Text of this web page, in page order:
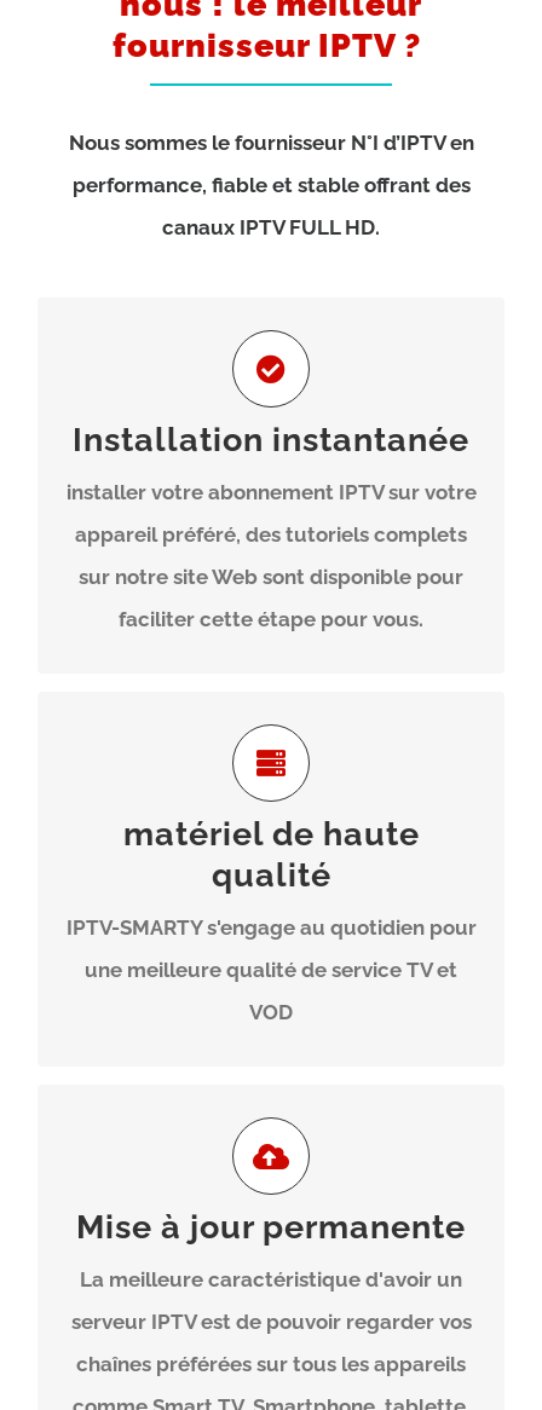
fournisseur IPTV ?
Nous sommes le fournisseur N°I d’IPTV en
performance, fiable et stable offrant des
canaux IPTV FULL HD.
Installation instantanée
installer votre abonnement IPTV sur votre
appareil préféré, des tutoriels complets
sur notre site Web sont disponible pour
faciliter cette étape pour vous.
Installation Immédiate
Nous avons un suivi en temps réel avec
des solutions dédier pour vous sur place
pour assurer la stabilité .
matériel de haute
qualité
IPTV-SMARTY s'engage au quotidien pour
une meilleure qualité de service TV et
VOD
Visionnez vos chaînes préférées
sans coupure
Notre serveur puissant et performant
Mise à jour permanente
La meilleure caractéristique d'avoir un
serveur IPTV est de pouvoir regarder vos
chaînes préférées sur tous les appareils
Contenu Renouvelable
IPTV-SMARTY offre constamment des
mises à jour gratuites avec de nouvelles
fonctionnalités demandées par nos
demandeurs.